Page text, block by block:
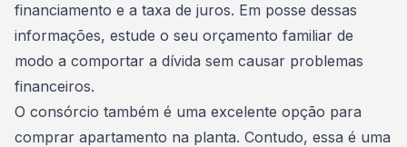
financiamento e a taxa de juros. Em posse dessas
informações, estude o seu orçamento familiar de
modo a comportar a dívida sem causar problemas
financeiros.
O consórcio também é uma excelente opção para
comprar apartamento na planta. Contudo, essa é uma